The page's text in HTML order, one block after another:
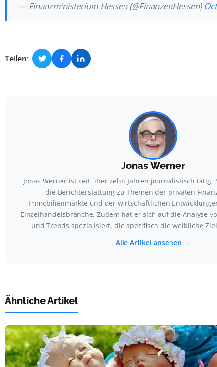
— Finanzministerium Hessen (@FinanzenHessen)
Teilen:
Jonas Werner
Jonas Werner ist seit über zehn Jahren journalistisch tätig.
die Berichterstattung zu Themen der privaten
Immobilienmärkte und der wirtschaftlichen
Einzelhandelsbranche. Zudem hat er sich auf die Analyse
und Trends spezialisiert, die spezifisch die weibliche
Alle Artikel ansehen →
Ähnliche Artikel